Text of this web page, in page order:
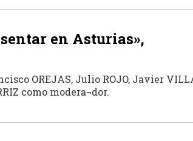
en Asturias»,
OREJAS, Julio ROJO, Javier
como modera¬dor.